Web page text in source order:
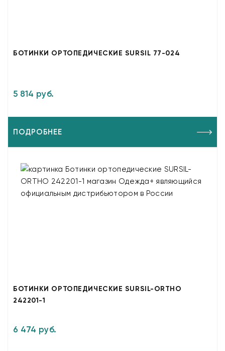
БОТИНКИ ОРТОПЕДИЧЕСКИЕ SURSIL 77-024
5 814 руб.
ПОДРОБНЕЕ
БОТИНКИ ОРТОПЕДИЧЕСКИЕ SURSIL-ORTHO
242201-1
6 474 руб.